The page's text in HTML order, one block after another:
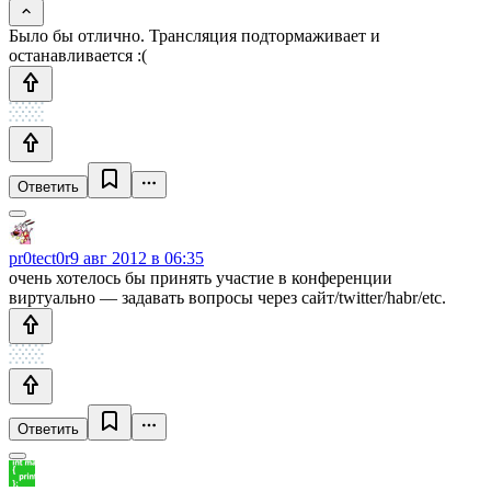
Было бы отлично. Трансляция подтормаживает и
останавливается :(
Ответить
pr0tect0r9 авг 2012 в 06:35
очень хотелось бы принять участие в конференции
виртуально — задавать вопросы через сайт/twitter/habr/etc.
Ответить